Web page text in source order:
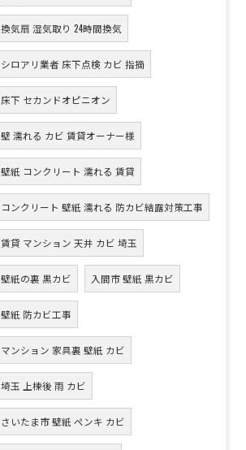
換気扇 湿気取り 24時間換気
シロアリ業者 床下点検 カビ 指摘
床下 セカンドオピニオン
壁 濡れる カビ 賃貸オーナー様
壁紙 コンクリート 濡れる 賃貸
コンクリート 壁紙 濡れる 防カビ結露対策工事
賃貸 マンション 天井 カビ 埼玉
壁紙の裏 黒カビ 入間市 壁紙 黒カビ
壁紙 防カビ工事
マンション 家具裏 壁紙 カビ
埼玉 上棟後 雨 カビ
さいたま市 壁紙 ペンキ カビ